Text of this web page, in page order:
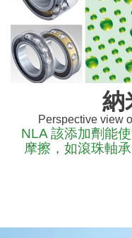
納
Perspective view
NLA 該添加劑能
摩擦，如滾珠軸